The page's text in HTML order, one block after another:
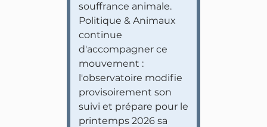
souffrance animale.
Politique & Animaux
continue
d'accompagner ce
mouvement :
l'observatoire modifie
provisoirement son
suivi et prépare pour le
printemps 2026 sa